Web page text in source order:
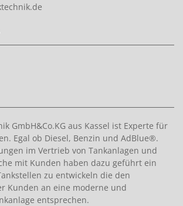
GmbH&Co.KG aus Kassel ist Experte für
Egal ob Diesel, Benzin und AdBlue®.
im Vertrieb von Tankanlagen und
mit Kunden haben dazu geführt ein
zu entwickeln die den
Kunden an eine moderne und
entsprechen.